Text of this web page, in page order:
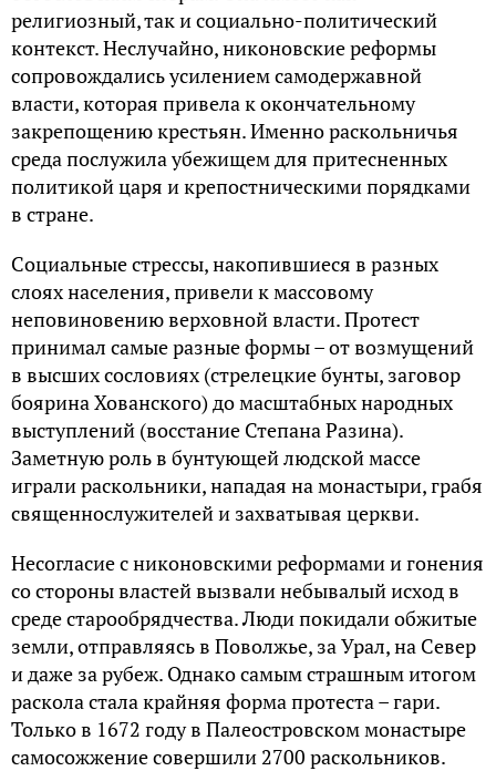
религиозный, так и социально-политический
контекст. Неслучайно, никоновские реформы
сопровождались усилением самодержавной
власти, которая привела к окончательному
закрепощению крестьян. Именно раскольничья
среда послужила убежищем для притесненных
политикой царя и крепостническими порядками
в стране.
Социальные стрессы, накопившиеся в разных
слоях населения, привели к массовому
неповиновению верховной власти. Протест
принимал самые разные формы – от возмущений
в высших сословиях (стрелецкие бунты, заговор
боярина Хованского) до масштабных народных
выступлений (восстание Степана Разина).
Заметную роль в бунтующей людской массе
играли раскольники, нападая на монастыри, грабя
священнослужителей и захватывая церкви.
Несогласие с никоновскими реформами и гонения
со стороны властей вызвали небывалый исход в
среде старообрядчества. Люди покидали обжитые
земли, отправляясь в Поволжье, за Урал, на Север
и даже за рубеж. Однако самым страшным итогом
раскола стала крайняя форма протеста – гари.
Только в 1672 году в Палеостровском монастыре
самосожжение совершили 2700 раскольников.